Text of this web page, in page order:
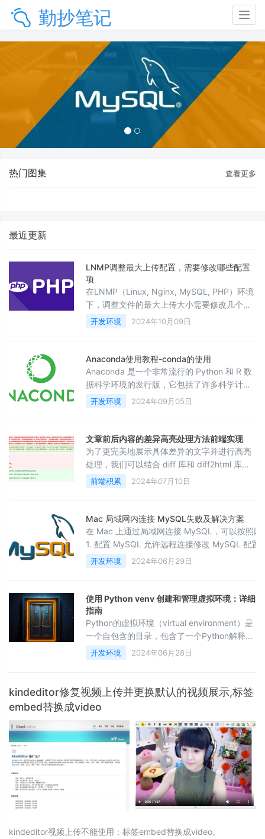
勤抄笔记
热门图集 查看更多
最近更新
LNMP调整最大上传配置，需要修改哪些配置
项
在LNMP（Linux, Nginx, MySQL, PHP）环境
下，调整文件的最大上传大小需要修改几个关
键配置项。具体涉及Nginx和PHP的配置文
件，以下是详细的步骤：1. 修改 Nginx 配置
以下配置项来调整：文件路径：通常位于
/etc/nginx/nginx.conf 或
/etc/nginx/conf.d/default.conf
开发环境 2024年10月09日
Anaconda使用教程-conda的使用
Anaconda 是一个非常流行的 Python 和 R 数
据科学环境的发行版，它包括了许多科学计算
和数据分析相关的库，如 NumPy、Pandas、
Matplotlib 等。Anaconda 还提供了一个名为
能够轻松地安装和管理软件包及依赖项。下面
是一个简单的 Anaconda 使用教程，涵盖了安
装、创建环境、安装包以及一些基本命令
开发环境 2024年09月05日
文章前后内容的差异高亮处理方法前端实现
为了更完美地展示具体差异的文字并进行高亮
处理，我们可以结合 diff 库和 diff2html 库来
实现这一点。具体地，我们可以使用
diffWords 方法生成更详细的差异信息，并通
面是一个优化后的示例，展示如何高亮具体差
异的文字：完整示例代码&lt;!DOCTYPE
html&gt;&lt;html lang="en"&gt;&lt;head
前端积累 2024年07月10日
Mac 局域网内连接 MySQL失败及解决方案
在 Mac 上通过局域网连接 MySQL，可以按照以
1. 配置 MySQL 允许远程连接修改 MySQL 配置
配置文件 my.cnf 或 my.ini，通常位于以下路
径：/usr/local/etc/my.cnf/etc/my.cnf/opt/
开发环境 2024年06月29日
使用 Python venv 创建和管理虚拟环境：详细
指南
Python的虚拟环境（virtual environment）是
一个自包含的目录，包含了一个Python解释器
和一组Python包。使用虚拟环境可以在不影响
全局Python环境的情况下，为不同的项目维护
创建和管理Python虚拟环境的基本步骤。1. 创
建虚拟环境首先，确保你已安装了Python 3.3
或更高版本，因为 venv 模块是Python
开发环境 2024年06月28日
kindeditor修复视频上传并更换默认的视频展示,标签
embed替换成video
kindeditor视频上传不能使用：标签embed替换成video。